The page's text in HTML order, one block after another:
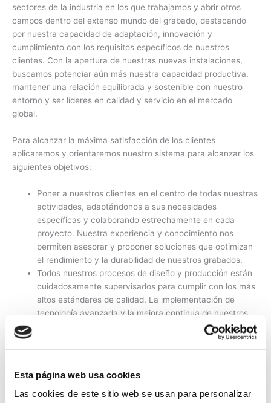
Esta página web usa cookies
Las cookies de este sitio web se usan para personalizar
sectores de la industria en los que trabajamos y abrir otros
campos dentro del extenso mundo del grabado, destacando
por nuestra capacidad de adaptación, innovación y
cumplimiento con los requisitos específicos de nuestros
clientes. Con la apertura de nuestras nuevas instalaciones,
buscamos potenciar aún más nuestra capacidad productiva,
mantener una relación equilibrada y sostenible con nuestro
entorno y ser líderes en calidad y servicio en el mercado
global.
Para alcanzar la máxima satisfacción de los clientes
aplicaremos y orientaremos nuestro sistema para alcanzar los
siguientes objetivos:
Poner a nuestros clientes en el centro de todas nuestras
actividades, adaptándonos a sus necesidades
específicas y colaborando estrechamente en cada
proyecto. Nuestra experiencia y conocimiento nos
permiten asesorar y proponer soluciones que optimizan
el rendimiento y la durabilidad de nuestros grabados.
Todos nuestros procesos de diseño y producción están
cuidadosamente supervisados para cumplir con los más
altos estándares de calidad. La implementación de
tecnología avanzada y la mejora continua de nuestros
métodos garantizan un producto final de excelencia.
Nos esforzamos en mejorar nuestros procesos y en
implementar técnicas de vanguardia en el grabado
productos en el mercado global. Este compromiso con la
mejora continua asegura una actualización constante y